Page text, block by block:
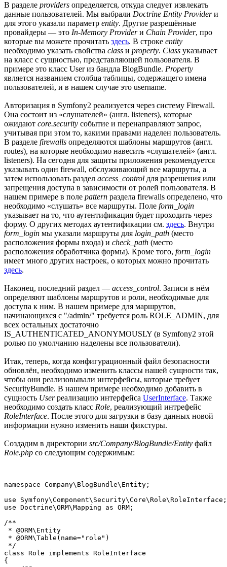
В разделе providers определяется, откуда следует извлекать
данные пользователей. Мы выбрали Doctrine Entity Providerи
для этого указали параметр entity. Другие разрешённые
провайдеры — это In-Memory Providerи Chain Provider, про
которые вы можете прочитать здесь. В строке entity
необходимо указать свойства class и property. Class указывает
на класс с сущностью, представляющей пользователя. В
примере это класс User из бандла BlogBundle. Property
является названием столбца таблицы, содержащего имена
пользователей, и в нашем случае это username.
Авторизация в Symfony2 реализуется через систему Firewall.
Она состоит из «слушателей» (англ. listeners), которые
ожидают core.security событие и перенаправляют запрос,
учитывая при этом то, какими правами наделен пользователь.
В разделе firewalls определяются шаблоны маршрутов (англ.
routes), на которые необходимо навесить «слушателей» (англ.
listeners). На сегодня для защиты приложения рекомендуется
указывать один firewall, обслуживающий все маршруты, а
затем использовать раздел access_control для разрешения или
запрещения доступа в зависимости от ролей пользователя. В
нашем примере в поле pattern раздела firewalls определено, что
необходимо «слушать» все маршруты. Поле form_login
указывает на то, что аутентификация будет проходить через
форму. О других методах аутентификации см. здесь. Внутри
form_login мы указали маршруты для login_path (место
расположения формы входа) и check_path (место
расположения обработчика формы). Кроме того, form_login
имеет много других настроек, о которых можно прочитать
здесь.
Наконец, последний раздел — access_control. Записи в нём
определяют шаблоны маршрутов и роли, необходимые для
доступа к ним. В нашем примере для маршрутов,
начинающихся с "/admin/" требуется роль ROLE_ADMIN, для
всех остальных достаточно
IS_AUTHENTICATED_ANONYMOUSLY (в Symfony2 этой
ролью по умолчанию наделены все пользователи).
Итак, теперь, когда конфигурационный файл безопасности
обновлён, необходимо изменить классы нашей сущности так,
чтобы они реализовывали интерфейсы, которые требует
SecurityBundle. В нашем примере необходимо добавить в
сущность Userреализацию интерфейса UserInterface. Также
необходимо создать класс Role, реализующий интрефейс
RoleInterface. После этого для загрузки в базу данных новой
информации нужно изменить наши фикстуры.
Создадим в директории src/Company/BlogBundle/Entity файл
Role.php со следующим содержимым:
namespace Company\BlogBundle\Entity;
use Symfony\Component\Security\Core\Role\RoleInterface;
use Doctrine\ORM\Mapping as ORM;
/**
* @ORM\Entity
* @ORM\Table(name="role")
*/
class Role implements RoleInterface
{